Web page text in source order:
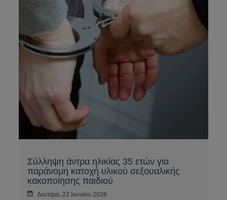
Σύλληψη άντρα ηλικίας 35 ετών για
παράνομη κατοχή υλικού σεξουαλικής
κακοποίησης παιδιού
Δευτέρα, 22 Ιουνίου 2026